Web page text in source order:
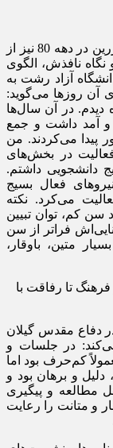
سمیه اقدامی از دیگر هم‌دانشگاهی‌های شهید زرین در دهه 80 نیز از
نگاه نافذش، الگوی
آزاد رشت به
آن روزها می‌گوید:
دیدم. در آن سال‌ها
و آمد داشت و جمع
پیدا می‌کردند. من
در بخش‌های
دانشجویی داشتم.
فعال بسیج
می‌کرد. نکته
سن کم، توان تبیین
فراتر از سن
متین، باوقار،
دفاع مقدس گیلان
در جلسات و
کم‌حرف بود اما
و برهان بود و
مطالعه و پیگیری
و متانت را رعایت